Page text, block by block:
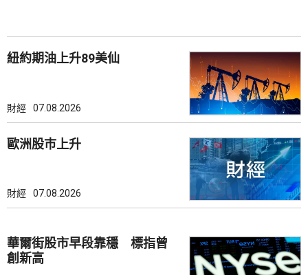
紐約期油上升89美仙
財經 07.08.2026
歐洲股巿上升
財經 07.08.2026
華爾街股市早段靠穩 標指曾
創新高